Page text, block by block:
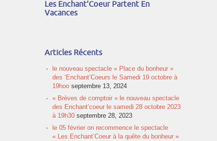
Les Enchant’Coeur Partent En
Vacances
Articles Récents
le nouveau spectacle « Place du bonheur »
des ‘Enchant’Coeurs le Samedi 19 octobre à
19hoo septembre 13, 2024
« Brèves de comptoir » le nouveau spectacle
des Enchant’coeur le samedi 28 octobre 2023
à 19h30 septembre 28, 2023
le 05 février on recommence le spectacle
« Les Enchant’Coeur à la quête du bonheur »